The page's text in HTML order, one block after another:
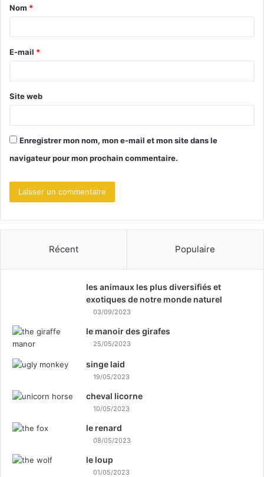
a
e
*
Nom *
E-mail *
Site web
Enregistrer mon nom, mon e-mail et mon site dans le
navigateur pour mon prochain commentaire.
Récent Populaire
les animaux les plus diversifiés et
exotiques de notre monde naturel
03/09/2023
le manoir des girafes
25/05/2023
singe laid
19/05/2023
cheval licorne
10/05/2023
le renard
08/05/2023
le loup
01/05/2023